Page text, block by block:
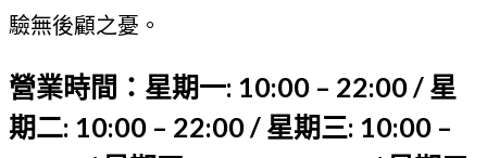
驗無後顧之憂。
營業時間：星期一: 10:00 – 22:00 / 星
期二: 10:00 – 22:00 / 星期三: 10:00 –